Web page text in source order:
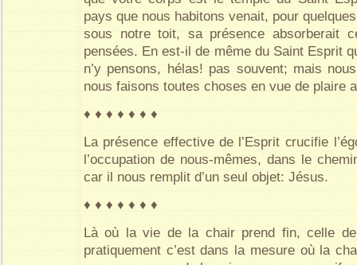
pays que nous habitons venait, pour
sous notre toit, sa présence absorberait
pensées. En est-il de même du Saint Esprit
n’y pensons, hélas! pas souvent; mais
nous faisons toutes choses en vue de plaire
♦ ♦ ♦ ♦ ♦ ♦ ♦
La présence effective de l’Esprit crucifie
l’occupation de nous-mêmes, dans le
car il nous remplit d’un seul objet: Jésus.
♦ ♦ ♦ ♦ ♦ ♦ ♦
Là où la vie de la chair prend fin, celle de
pratiquement c’est dans la mesure où la